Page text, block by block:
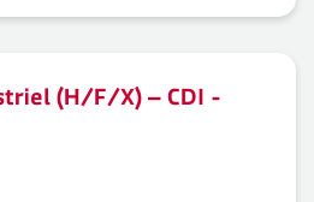
(H/F/X) – CDI -